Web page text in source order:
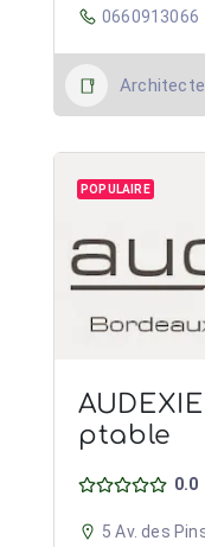
0660913066
Architecte
POPULAIRE
ptable
0.0
5 Av. des